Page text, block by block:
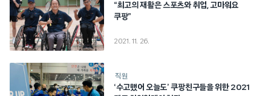
“최고의 재활은 스포츠와 취업, 고마워요
쿠팡”
2021. 11. 26.
직원
‘수고했어 오늘도’ 쿠팡친구들을 위한 2021